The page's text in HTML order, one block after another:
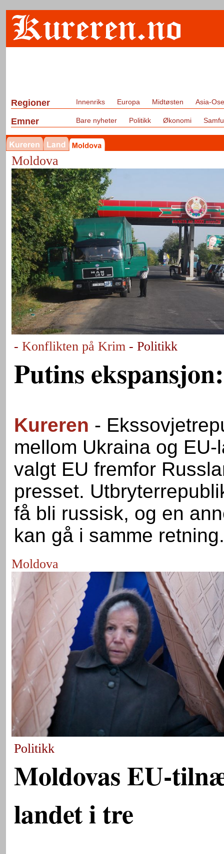
Regioner Innenriks Europa Midtøsten Asia-
Emner Bare nyheter Politikk Økonomi
Moldova
- Konflikten på Krim- Politikk
Putins
Kureren -
mellom Ukraina og
valgt EU fremfor
presset.
få bli russisk, og en
kan gå i samme retning.
Moldova
Politikk
Moldovas EU-
landet i tre